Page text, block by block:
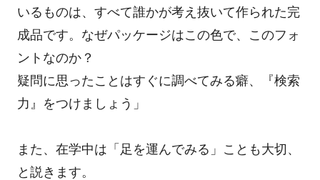
いるものは、すべて誰かが考え抜いて作られた完
成品です。なぜパッケージはこの色で、このフォ
ントなのか？
疑問に思ったことはすぐに調べてみる癖、『検索
力』をつけましょう」
また、在学中は「足を運んでみる」ことも大切、
と説きます。